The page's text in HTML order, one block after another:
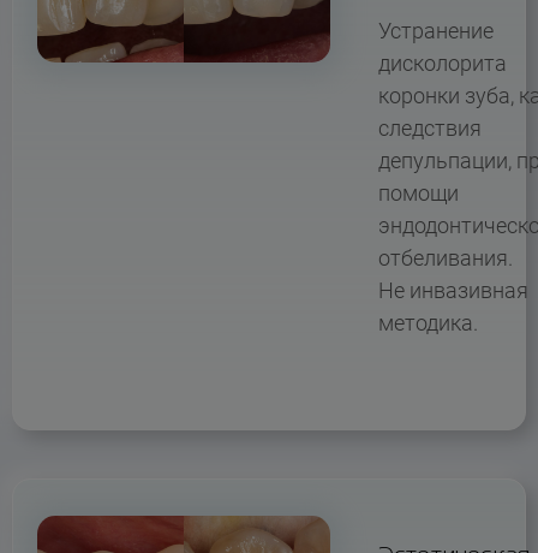
Устранение
дисколорита
коронки зуба,
следствия
депульпации,
помощи
отбеливания.
Не инвазивная
методика.